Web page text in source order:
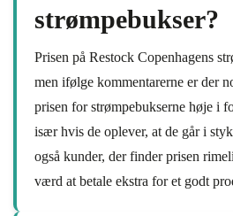
strømpebukser?
Prisen på Restock Copenhagens
men ifølge kommentarerne er der
prisen for strømpebukserne høje i
især hvis de oplever, at de går i
også kunder, der finder prisen
værd at betale ekstra for et godt